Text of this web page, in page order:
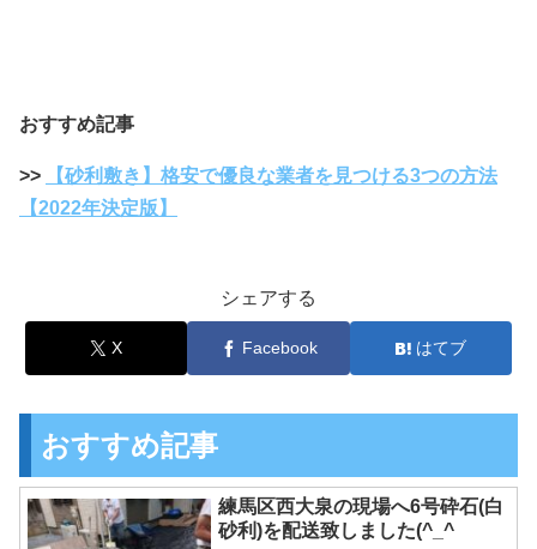
おすすめ記事
>>
【砂利敷き】格安で優良な業者を見つける3つの方法
【2022年決定版】
シェアする
X Facebook はてブ
おすすめ記事
練馬区西大泉の現場へ6号砕石(白
砂利)を配送致しました(^_^ゞ